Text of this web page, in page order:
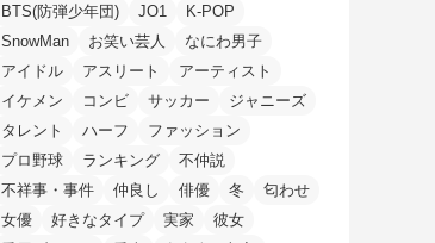
BTS(防弾少年団) JO1
K-POP
SnowMan
お笑い芸人
なにわ男子
アイドル
アスリート
アーティスト
イケメン
コンビ サッカー
ジャニーズ
タレント
ハーフ
ファッション
プロ野球
ランキング
不仲説
不祥事・事件
仲良し 俳優 冬
匂わせ
女優
好きなタイプ 実家
彼女